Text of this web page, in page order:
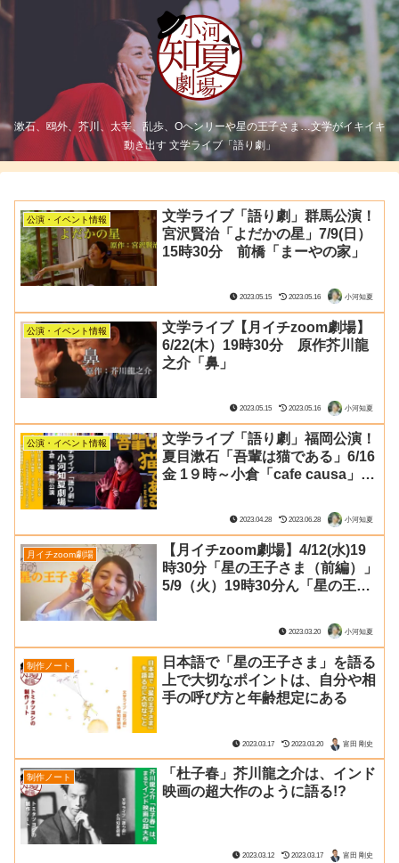
漱石、鴎外、芥川、太宰、乱歩、Oヘンリーや星の王子さま…文学がイキイキ
動き出す 文学ライブ「語り劇」
公演・イベント情報
文学ライブ「語り劇」群馬公演！
宮沢賢治「よだかの星」7/9(日）
15時30分 前橋「まーやの家」
2023.05.15 2023.05.16 小河知夏
公演・イベント情報
文学ライブ【月イチzoom劇場】
6/22(木）19時30分 原作芥川龍
之介「鼻」
2023.05.15 2023.05.16 小河知夏
公演・イベント情報
文学ライブ「語り劇」福岡公演！
夏目漱石「吾輩は猫である」6/16
金 1９時～小倉「cafe causa」
2023.04.28 2023.06.28 小河知夏
月イチzoom劇場
【月イチzoom劇場】4/12(水)19
時30分「星の王子さま（前編）」
5/9（火）19時30分ん「星の王子
2023.03.20 小河知夏
制作ノート
日本語で「星の王子さま」を語る
上で大切なポイントは、自分や相
手の呼び方と年齢想定にある
2023.03.17 2023.03.20 富田 剛史
制作ノート
「杜子春」芥川龍之介は、インド
映画の超大作のように語る!?
2023.03.12 2023.03.17 富田 剛史